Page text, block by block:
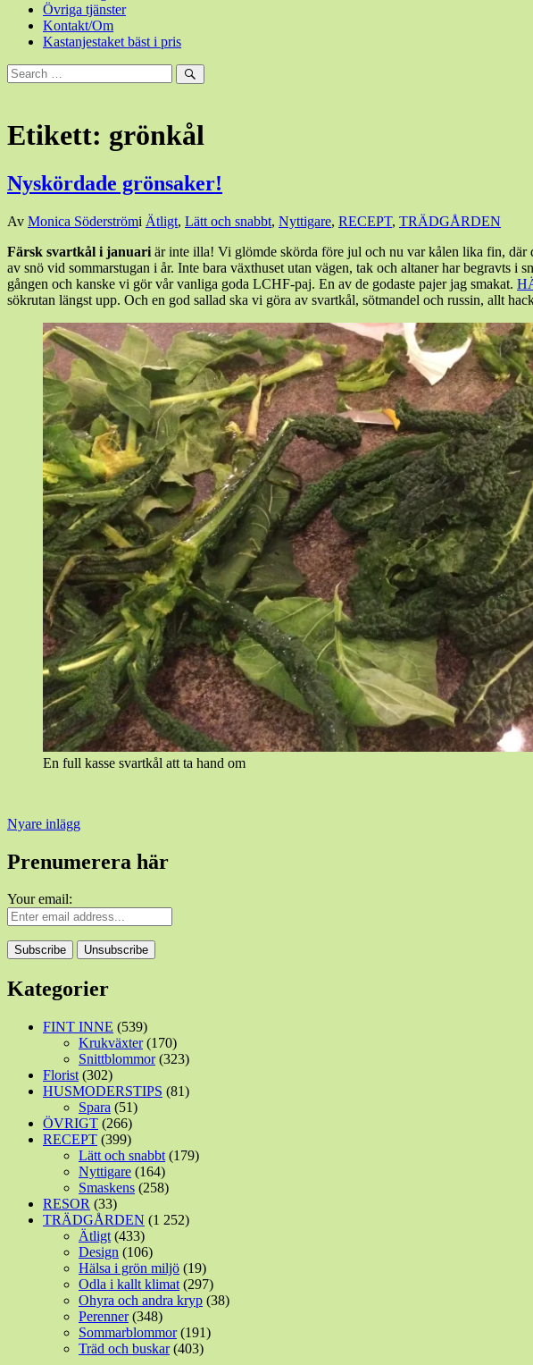
Övriga tjänster
Kontakt/Om
Kastanjestaket bäst i pris
Sök
efter:
Sök
Etikett: grönkål
Nyskördade grönsaker!
Den
januari,
2018
Av Monica Söderströmi Ätligt, Lätt och snabbt, Nyttigare, RECEPT, TRÄDGÅRDEN
Färsk svartkål i januari är inte illa! Vi glömde skörda före jul och nu var kålen lika fin, där
av snö vid sommarstugan i år. Inte bara växthuset utan vägen, tak och altaner har
gången och kanske vi gör vår vanliga goda LCHF-paj. En av de godaste pajer jag smakat.
sökrutan längst upp. Och en god sallad ska vi göra av svartkål, sötmandel och russin, allt
En full kasse svartkål att ta hand om
Inläggsnavigering
Nyare inlägg
Prenumerera här
Your email:
Kategorier
FINT INNE (539)
Krukväxter(170)
Snittblommor(323)
Florist (302)
HUSMODERSTIPS (81)
Spara (51)
ÖVRIGT (266)
RECEPT (399)
Lätt och snabbt (179)
Nyttigare (164)
Smaskens (258)
RESOR (33)
TRÄDGÅRDEN (1 252)
Ätligt (433)
Design (106)
Hälsa i grön miljö (19)
Odla i kallt klimat (297)
Ohyra och andra kryp (38)
Perenner(348)
Sommarblommor(191)
Träd och buskar(403)